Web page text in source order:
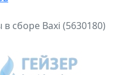
сборе Baxi (5630180)